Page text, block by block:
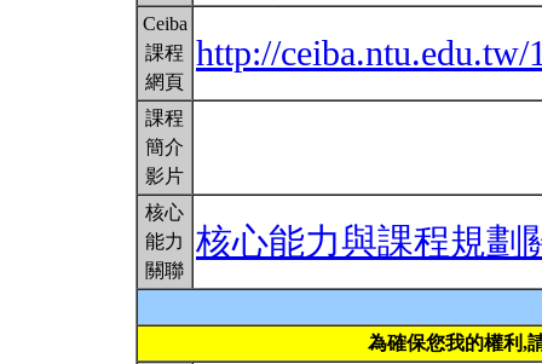
Ceiba
課程
網頁
http://
課程
簡介
影片
核心
能力
關聯
核心能力與課程規劃
為確保您我的權利,